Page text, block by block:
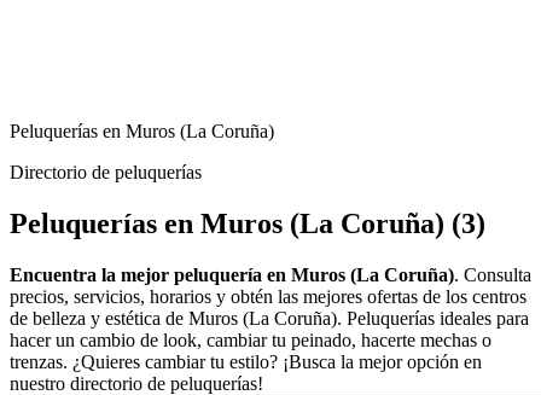
Peluquerías en Muros (La Coruña)
Directorio de peluquerías
Peluquerías en Muros (La Coruña) (3)
Encuentra la mejor peluquería en Muros (La Coruña). Consulta
precios, servicios, horarios y obtén las mejores ofertas de los centros
de belleza y estética de Muros (La Coruña). Peluquerías ideales para
hacer un cambio de look, cambiar tu peinado, hacerte mechas o
trenzas. ¿Quieres cambiar tu estilo? ¡Busca la mejor opción en
nuestro directorio de peluquerías!